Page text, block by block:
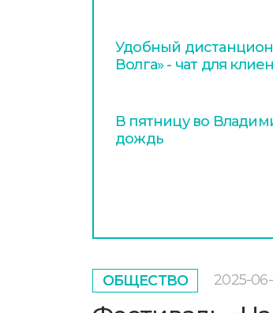
Удобный
Волга» - чат для
В пятницу во
дождь
ОБЩЕСТВО 2025-